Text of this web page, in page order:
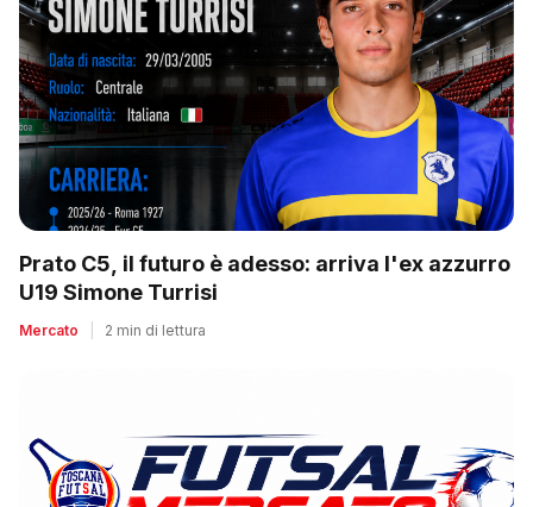
Prato C5, il futuro è adesso: arriva l'ex azzurro
U19 Simone Turrisi
Mercato 2 min di lettura